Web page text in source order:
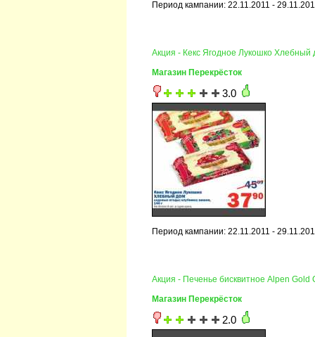
Период кампании: 22.11.2011 -
Акция - Кекс Ягодное Лукошко Хлебный
Магазин Перекрёсток
3.0
Период кампании: 22.11.2011 -
Акция - Печенье бисквитное Alpen Gold
Магазин Перекрёсток
2.0